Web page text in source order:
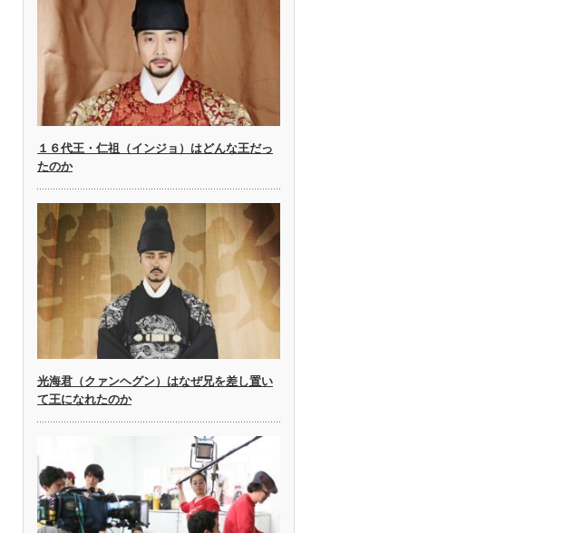
１６代王・仁祖（インジョ）はどんな王だっ
たのか
光海君（クァンヘグン）はなぜ兄を差し置い
て王になれたのか